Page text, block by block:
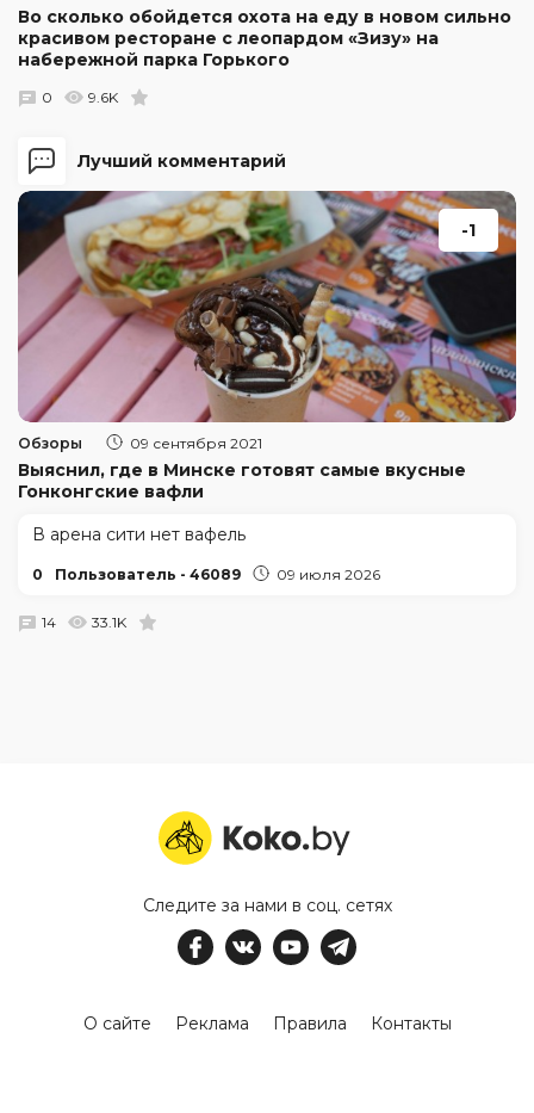
Лучший комментарий
-1
Обзоры 09 сентября 2021
Выяснил, где в Минске готовят самые вкусные
Гонконгские вафли
В арена сити нет вафель
0 Пользователь - 46089 09 июля 2026
14 33.1K
Во сколько обойдется охота на еду в новом сильно
красивом ресторане с леопардом «Зизу» на
набережной парка Горького
0 9.6K
Следите за нами в соц. сетях
О сайте Реклама Правила Контакты